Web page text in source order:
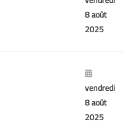
8 août
2025
vendredi
8 août
2025